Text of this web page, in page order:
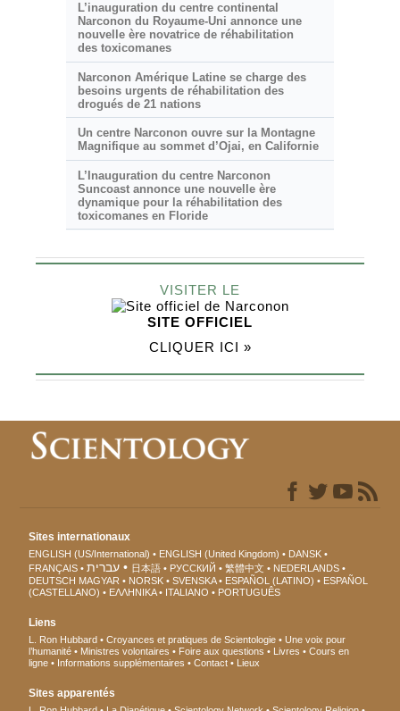
L’inauguration du centre continental
Narconon du Royaume-Uni annonce une
nouvelle ère novatrice de réhabilitation
des toxicomanes
Narconon Amérique Latine se charge des
besoins urgents de réhabilitation des
drogués de 21 nations
Un centre Narconon ouvre sur la Montagne
Magnifique au sommet d’Ojai, en Californie
L’Inauguration du centre Narconon
Suncoast annonce une nouvelle ère
dynamique pour la réhabilitation des
toxicomanes en Floride
VISITER LE
SITE OFFICIEL
CLIQUER ICI »
Sites internationaux
ENGLISH (US/International) ENGLISH (United Kingdom)
DANSK
FRANÇAIS
עברית 日本語 РУССКИЙ 繁體中文
NEDERLANDS
DEUTSCH MAGYAR NORSK SVENSKA ESPAÑOL (LATINO)
ESPAÑOL
(CASTELLANO)
ΕΛΛΗΝΙΚA ITALIANO PORTUGUÊS
Liens
L. Ron Hubbard Croyances et pratiques de Scientologie
Une voix pour
l’humanité
Ministres volontaires Foire aux questions Livres
Cours en
ligne
Informations supplémentaires Contact Lieux
Sites apparentés